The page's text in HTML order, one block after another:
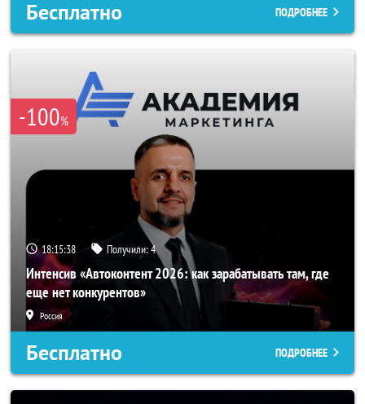
Бесплатно ПОДРОБНЕЕ
-100%
18:15:35 Получили:4
Интенсив «Автоконтент 2026: как зарабатывать там, где
еще нет конкурентов»
Россия
Бесплатно ПОДРОБНЕЕ